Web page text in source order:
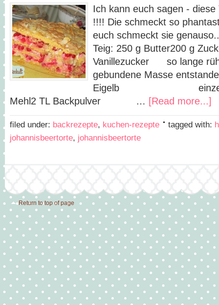
Ich kann euch sagen - diese
!!!! Die schmeckt so
euch schmeckt sie
Teig: 250 g Butter200 g
Vanillezucker so lange
gebundene Masse
Eigelb einzeln
Mehl2 TL Backpulver … [Read more...]
filed under: backrezepte, kuchen-rezepte tagged with:
johannisbeertorte, johannisbeertorte
Return to top of page